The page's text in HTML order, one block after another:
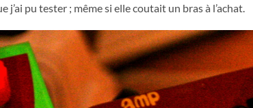
j’ai pu tester ; même si elle coutait un bras à l’achat.